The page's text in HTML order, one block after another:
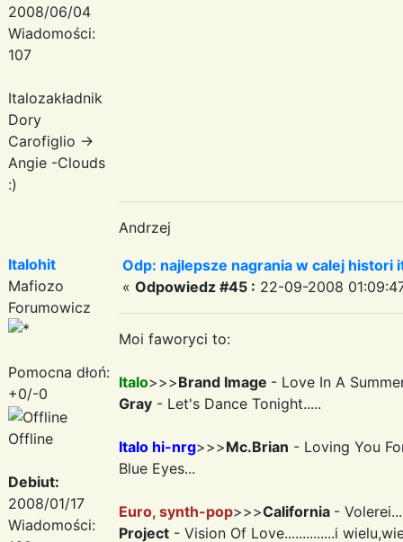
2008/06/04
Wiadomości:
107
Italozakładnik
Dory
Carofiglio ->
Angie -Clouds
:)
Andrzej
Italohit
Mafiozo
Forumowicz
Pomocna dłoń:
+0/-0
Offline
Debiut:
2008/01/17
Wiadomości:
Odp: najlepsze nagrania w calej histori
« Odpowiedz #45 : 22-09-2008
Moi faworyci to:
Italo>>>Brand Image - Love In A
Gray - Let's Dance Tonight.....
Italo hi-nrg>>>Mc.Brian - Loving You
Blue Eyes...
Euro, synth-pop>>>California - Volerei...
Project - Vision Of Love..............i